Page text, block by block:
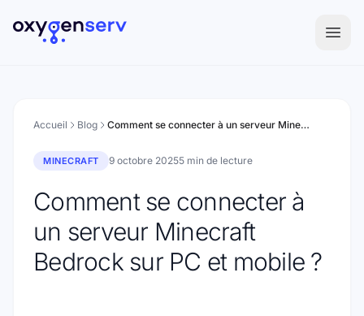
Accueil Blog Comment se connecter à un serveur Minecraft Bedrock sur PC et mobile ?
MINECRAFT 9 octobre 20255 min de lecture
Comment se connecter à
un serveur Minecraft
Bedrock sur PC et mobile ?